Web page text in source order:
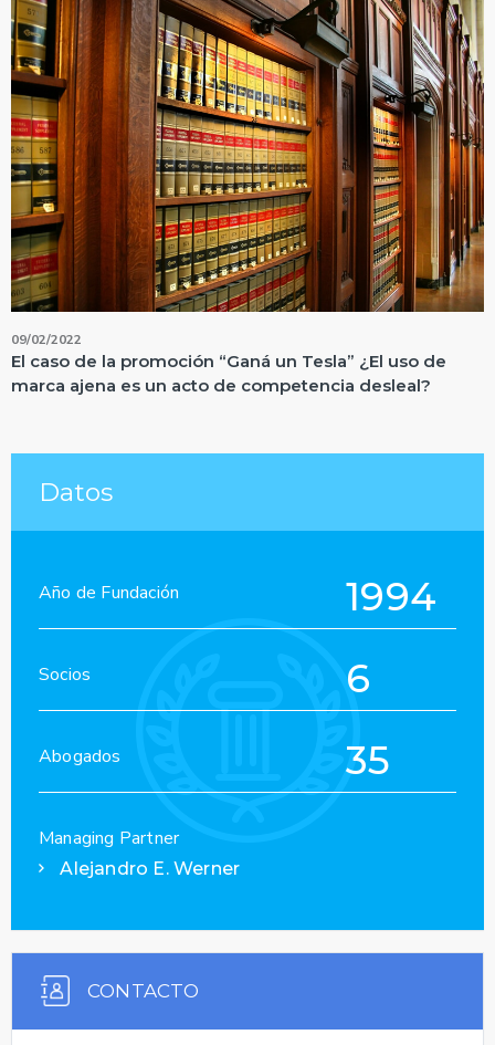
09/02/2022
El caso de la promoción “Ganá un Tesla” ¿El uso de
marca ajena es un acto de competencia desleal?
Datos
Año de Fundación 1994
Socios 6
Abogados 35
Managing Partner
Alejandro E. Werner
CONTACTO